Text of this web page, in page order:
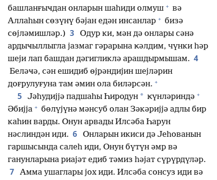
башланғыҹдан онларын шаһиди олмуш + вә
Аллаһын сөзүнү бәјан едән инсанлар + бизә
сөјләмишләр.) 3
Одур ки, мән дә онлары сәнә
ардыҹыллыгла јазмаг гәрарына ҝәлдим, чүнки һәр
шеји лап башдан дәгигликлә арашдырмышам. 4
Беләҹә, сән ешидиб өјрәндијин шејләрин
доғрулуғуна там әмин ола биләрсән. +
5 Јәһудијјә падшаһы Һиродун * ҝүнләриндә +
Әбијја + бөлүјүнә мәнсуб олан Зәкәријјә адлы бир
каһин варды. Онун арвады Илсәба Һарун
нәслиндән иди. 6
Онларын икиси дә Јеһованын
гаршысында салеһ иди, Онун бүтүн әмр вә
ганунларына риајәт едиб тәмиз һәјат сүрүрдүләр.
7
Амма ушаглары јох иди. Илсәба сонсуз иди вә